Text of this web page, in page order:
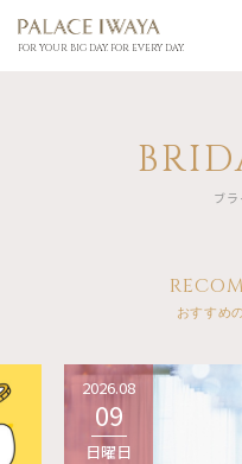
FOR YOUR BIG DAY. FOR EVERY DAY.
ブ
おすすめ
2026.08
09
日曜日